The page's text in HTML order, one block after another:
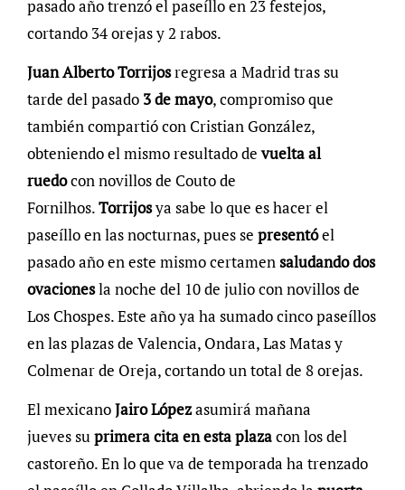
pasado año trenzó el paseíllo en 23 festejos,
cortando 34 orejas y 2 rabos.
Juan Alberto Torrijosregresa a Madrid tras su
tarde del pasado 3 de mayo, compromiso que
también compartió con Cristian González,
obteniendo el mismo resultado devuelta al
ruedocon novillos de Couto de
Fornilhos.Torrijosya sabe lo que es hacer el
paseíllo en las nocturnas, pues se presentóel
pasado año en este mismo certamensaludando dos
ovacionesla noche del 10 de julio con novillos de
Los Chospes. Este año ya ha sumado cinco paseíllos
en las plazas de Valencia, Ondara, Las Matas y
Colmenar de Oreja, cortando un total de 8 orejas.
El mexicanoJairo Lópezasumirá mañana
jueves suprimera cita en esta plazacon los del
castoreño. En lo que va de temporada ha trenzado